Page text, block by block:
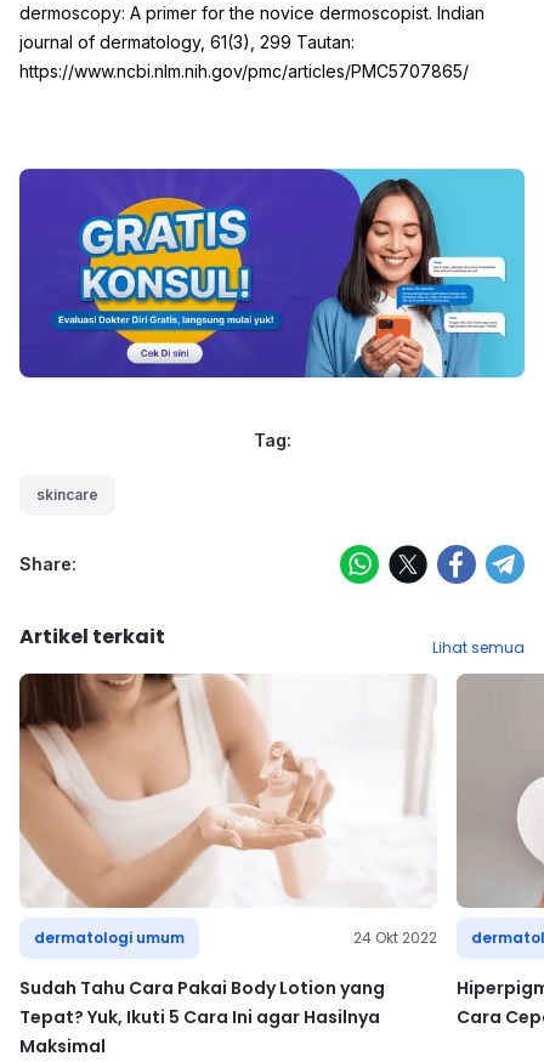
dermoscopy: A primer for the novice dermoscopist. Indian
journal of dermatology, 61(3), 299 Tautan:
https://www.ncbi.nlm.nih.gov/pmc/articles/PMC5707865/
Tag:
skincare
Share:
Artikel terkait Lihat semua
dermatologi umum 24 Okt 2022
Sudah Tahu Cara Pakai Body Lotion yang
Tepat? Yuk, Ikuti 5 Cara Ini agar Hasilnya
Maksimal
Cara